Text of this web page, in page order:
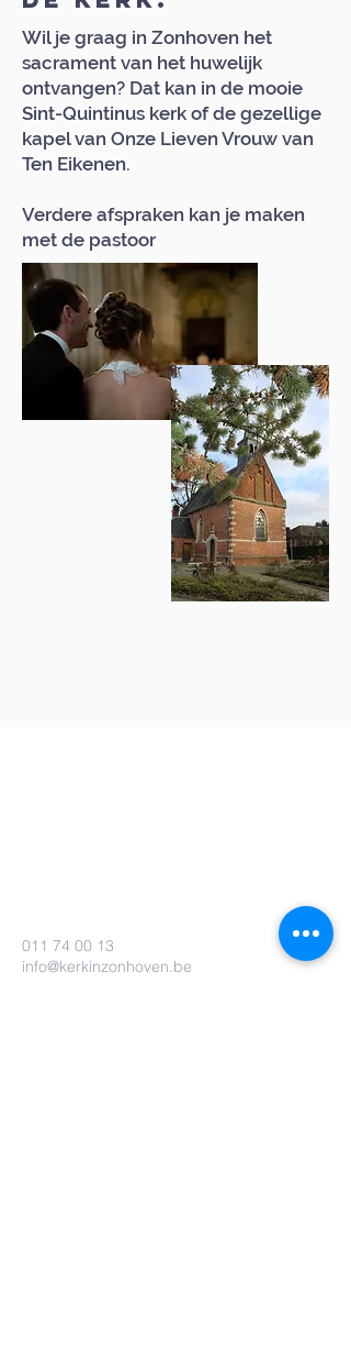
Wil je graag in Zonhoven het
sacrament van het huwelijk
ontvangen? Dat kan in de mooie
Sint-Quintinus kerk of de gezellige
kapel van Onze Lieven Vrouw van
Ten Eikenen.
Verdere afspraken kan je maken
met de pastoor
011 74 00 13
info@kerkinzonhoven.be